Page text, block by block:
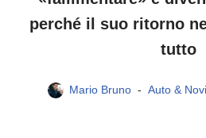
perché il suo ritorno
tutto
Mario Bruno Auto &